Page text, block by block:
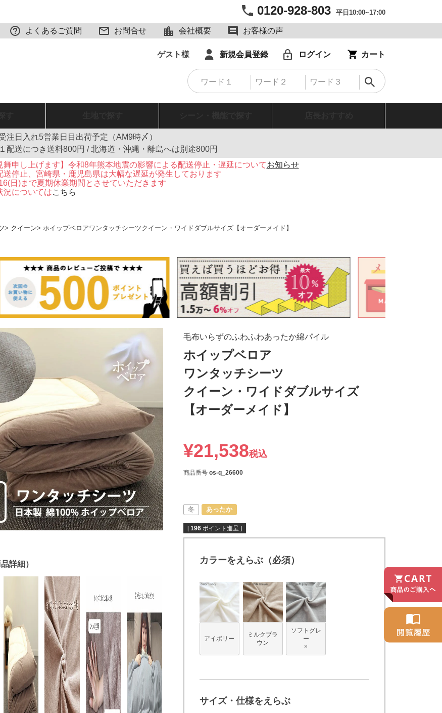
0120-928-803 平日10:00~17:00
よくあるご質問 お問合せ 会社概要 お客様の声
ゲスト様 新規会員登録 ログイン カート
注日入れ5営業日目出荷予定（AM9時〆）
１配送につき送料800円 / 北海道・沖縄・離島へは別途800円
舞申し上げます】令和8年熊本地震の影響による配送停止・遅延についてお知らせ
停止、宮崎県・鹿児島県は大幅な遅延が発生しております
日)まで夏期休業期間とさせていただきます
況についてはこちら
クイーン ホイップベロアワンタッチシーツクイーン・ワイドダブルサイズ【オーダーメイド】
毛布いらずのふわふわあったか綿パイル
ホイップベロア
ワンタッチシーツ
クイーン・ワイドダブルサイズ
【オーダーメイド】
¥21,538税込
商品番号 os-q_26600
冬 あったか
[ 196 ポイント進呈 ]
カラーをえらぶ（必須）
アイボリー
ミルクブラ
ウン
ソフトグレ
ー
×
サイズ・仕様をえらぶ